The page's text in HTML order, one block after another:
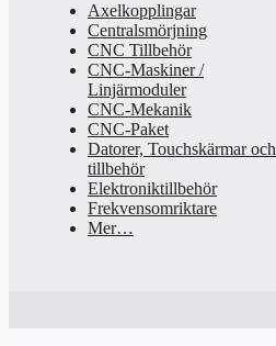
Axelkopplingar
Centralsmörjning
CNC Tillbehör
CNC-Maskiner /
Linjärmoduler
CNC-Mekanik
CNC-Paket
Datorer, Touchskärmar och
tillbehör
Elektroniktillbehör
Frekvensomriktare
Mer…